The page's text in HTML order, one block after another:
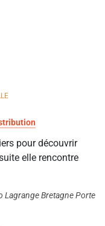
pour découvrir
elle rencontre
Lagrange Bretagne Porte